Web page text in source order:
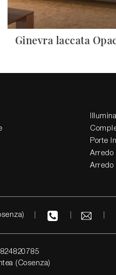
Ginevra laccata
Porte
Arredo
Arredo
(Cosenza)